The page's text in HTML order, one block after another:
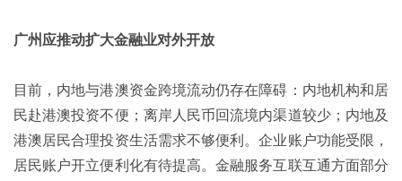
广州应推动扩大金融业对外开放
目前，内地与港澳资金跨境流动仍存在障碍：内地机构和居
民赴港澳投资不便；离岸人民币回流境内渠道较少；内地及
港澳居民合理投资生活需求不够便利。企业账户功能受限，
居民账户开立便利化有待提高。金融服务互联互通方面部分